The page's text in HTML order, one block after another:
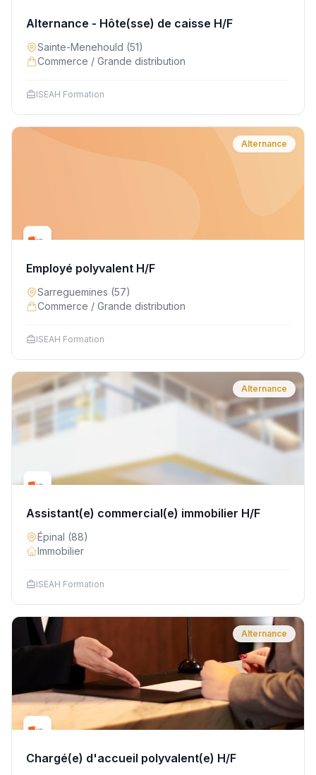
Alternance - Hôte(sse) de caisse H/F
Sainte-Menehould (51)
Commerce / Grande distribution
ISEAH Formation
Alternance
Employé polyvalent H/F
Sarreguemines (57)
Commerce / Grande distribution
ISEAH Formation
Alternance
Assistant(e) commercial(e) immobilier H/F
Épinal (88)
Immobilier
ISEAH Formation
Alternance
Chargé(e) d'accueil polyvalent(e) H/F